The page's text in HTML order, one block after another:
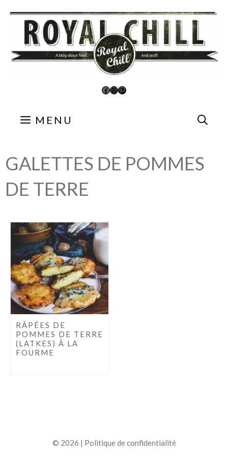
contenu
Facebook
Instagram
Pinterest
MENU
GALETTES DE POMMES
DE TERRE
RÂPÉES DE
POMMES DE TERRE
(LATKES) À LA
FOURME
© 2026 | Politique de confidentialité